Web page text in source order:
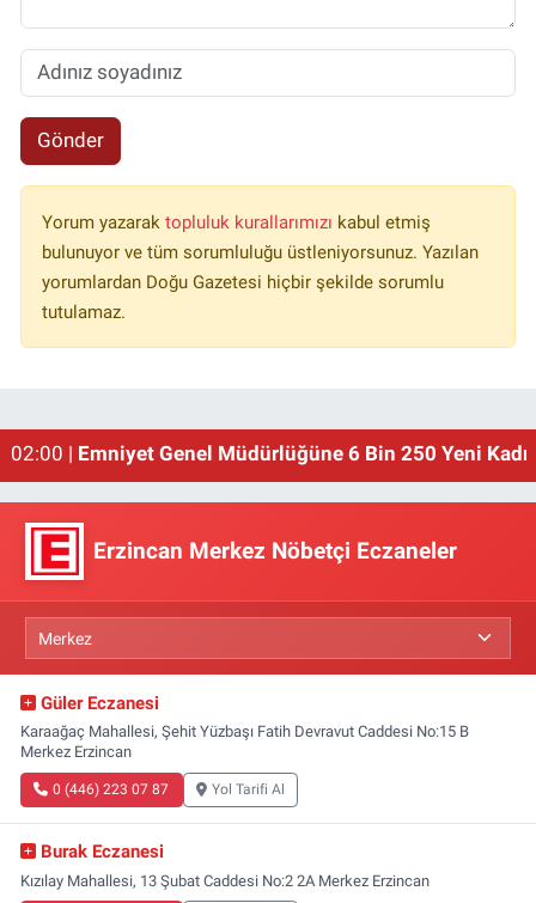
Gönder
Yorum yazarak topluluk kurallarımızı kabul etmiş
bulunuyor ve tüm sorumluluğu üstleniyorsunuz. Yazılan
yorumlardan Doğu Gazetesi hiçbir şekilde sorumlu
tutulamaz.
02:00 | Emniyet Genel Müdürlüğüne 6 Bin 250 Yeni
Erzincan Merkez Nöbetçi Eczaneler
Güler Eczanesi
Karaağaç Mahallesi, Şehit Yüzbaşı Fatih Devravut Caddesi No:15 B
Merkez Erzincan
0 (446) 223 07 87 Yol Tarifi Al
Burak Eczanesi
Kızılay Mahallesi, 13 Şubat Caddesi No:2 2A Merkez Erzincan